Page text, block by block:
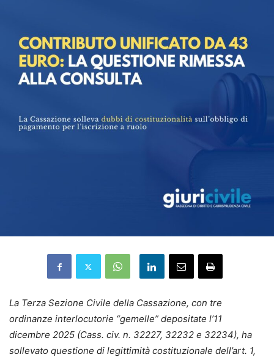
La Terza Sezione Civile della Cassazione, con tre
ordinanze interlocutorie “gemelle” depositate l’11
dicembre 2025 (Cass. civ. n. 32227, 32232 e 32234), ha
sollevato questione di legittimità costituzionale dell’art. 1,